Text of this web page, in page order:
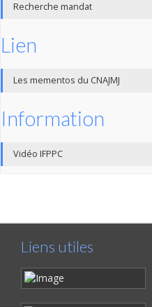
Recherche mandat
Lien
Les mementos du CNAJMJ
Information
Vidéo IFPPC
Liens utiles